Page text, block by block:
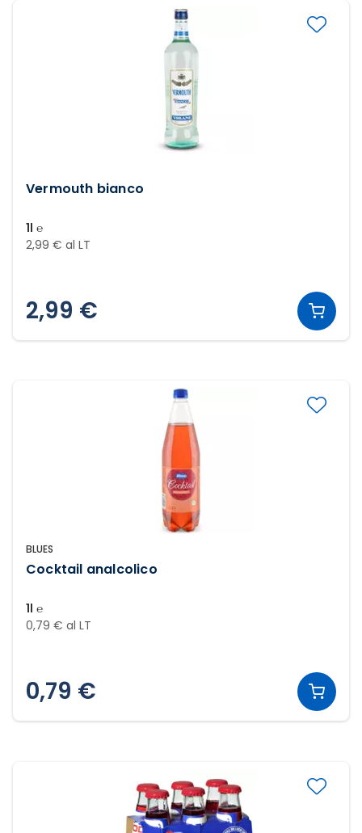
Vermouth bianco
1l ℮
2,99 € al LT
2,99 €
BLUES
Cocktail analcolico
1l ℮
0,79 € al LT
0,79 €